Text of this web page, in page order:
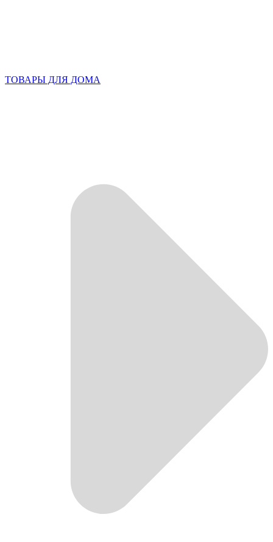
ТОВАРЫ ДЛЯ ДОМА